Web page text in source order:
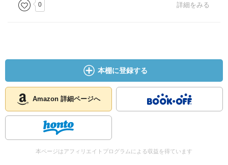
0 詳細をみる
本棚に登録する
Amazon 詳細ページへ
本ページはアフィリエイトプログラムによる収益を得ています